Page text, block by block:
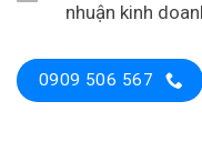
nhuận kinh
0909 506 567